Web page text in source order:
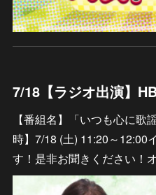
【番組名】「いつも心に歌
時】7/18 (土) 11:20～12:00
す！是非お聞きください！